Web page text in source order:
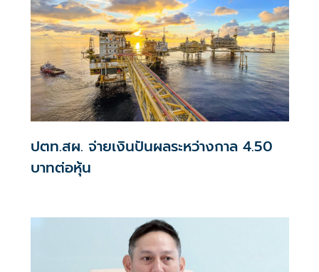
ปตท.สผ. จ่ายเงินปันผลระหว่างกาล 4.50
บาทต่อหุ้น